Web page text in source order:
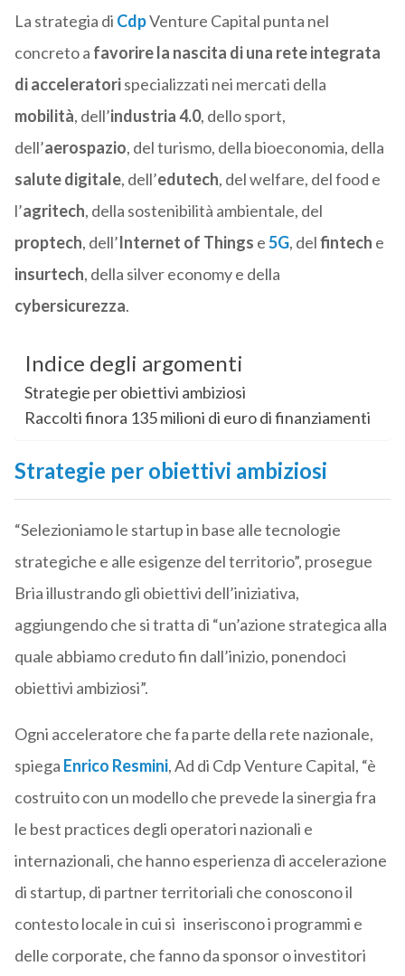
La strategia di CdpVenture Capital punta nel
concreto a favorire la nascita di una rete integrata
di acceleratorispecializzati nei mercati della
mobilità, dell’industria 4.0, dello sport,
dell’aerospazio, del turismo, della bioeconomia, della
salute digitale, dell’edutech, del welfare, del food e
l’agritech, della sostenibilità ambientale, del
proptech, dell’Internet of Things e5G, delfintech e
insurtech, della silver economy e della
cybersicurezza.
Indice degli argomenti
Strategie per obiettivi ambiziosi
Raccolti finora 135 milioni di euro di finanziamenti
Strategie per obiettivi ambiziosi
“Selezioniamo le startup in base alle tecnologie
strategiche e alle esigenze del territorio”, prosegue
Bria illustrando gli obiettivi dell’iniziativa,
aggiungendo che si tratta di “un’azione strategica alla
quale abbiamo creduto fin dall’inizio, ponendoci
obiettivi ambiziosi”.
Ogni acceleratore che fa parte della rete nazionale,
spiega Enrico Resmini, Ad di Cdp Venture Capital, “è
costruito con un modello che prevede la sinergia fra
le best practices degli operatori nazionali e
internazionali, che hanno esperienza di accelerazione
di startup, di partner territoriali che conoscono il
contesto locale in cui si inseriscono i programmi e
delle corporate, che fanno da sponsor o investitori